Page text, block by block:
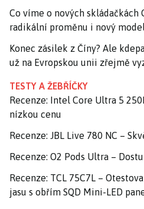
Co víme o nových skládačkách
radikální proměnu i nový
Konec zásilek z Číny? Ale
už na Evropskou unii zřejmě
TESTY A ŽEBŘÍČKY
Recenze: Intel Core Ultra 5
nízkou cenu
Recenze: JBL Live 780 NC –
Recenze: O2 Pods Ultra –
Recenze: TCL 75C7L –
jasu s obřím SQD Mini-LED